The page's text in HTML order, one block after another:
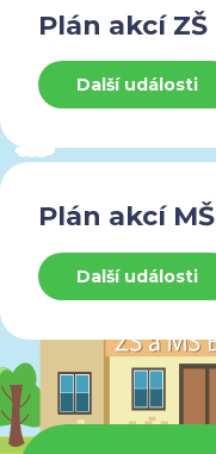
Plán akcí ZŠ
Další události
Plán akcí MŠ
Další události